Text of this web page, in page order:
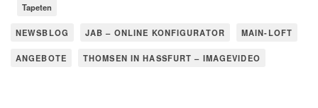
Tapeten
NEWSBLOG JAB – ONLINE KONFIGURATOR MAIN-LOFT
ANGEBOTE THOMSEN IN HASSFURT – IMAGEVIDEO